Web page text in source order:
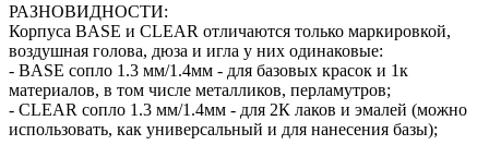
РАЗНОВИДНОСТИ:
Корпуса BASE и CLEAR отличаются только маркировкой,
воздушная голова, дюза и игла у них одинаковые:
- BASE сопло 1.3 мм/1.4мм - для базовых красок и 1к
материалов, в том числе металликов, перламутров;
- CLEAR сопло 1.3 мм/1.4мм - для 2К лаков и эмалей (можно
использовать, как универсальный и для нанесения базы);